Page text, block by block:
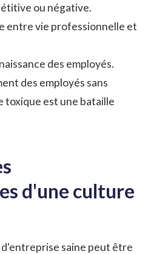
ou négative.
entre vie professionnelle et
des employés.
des employés sans
toxique est une bataille
d'une culture
saine peut être